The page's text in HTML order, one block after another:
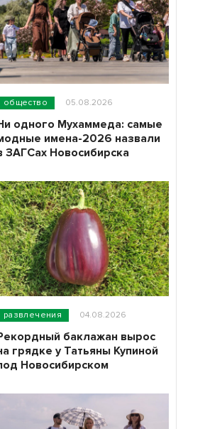
общество 05.08.2026
одного Мухаммеда: самые
имена-2026 назвали
ЗАГСах Новосибирска
развлечения 04.08.2026
баклажан вырос
грядке у Татьяны Купиной
Новосибирском